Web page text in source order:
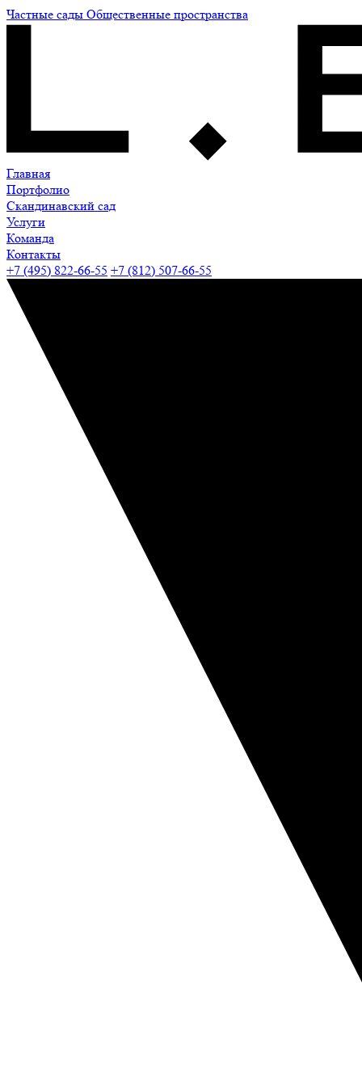
Частные сады Общественные пространства
Главная
Портфолио
Скандинавский сад
Услуги
Команда
Контакты
+7 (495) 822-66-55 +7 (812) 507-66-55